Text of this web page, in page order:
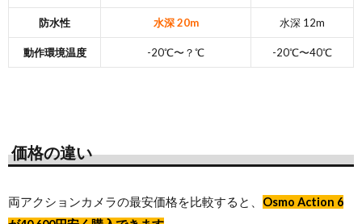
防水性 水深 20m 水深 12m
動作環境温度 -20℃〜？℃ -20℃〜40℃
価格の違い
両アクションカメラの最安価格を比較すると、 Osmo Action 6